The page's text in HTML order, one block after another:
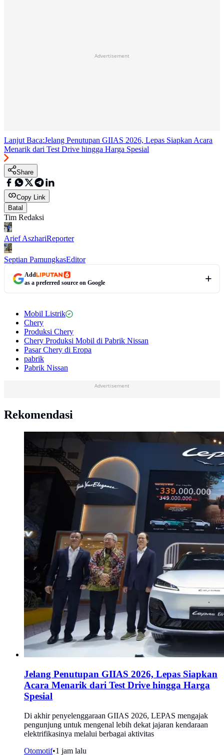
Advertisement
Lanjut Baca:Jelang Penutupan GIIAS 2026, Lepas Siapkan Acara
Menarik dari Test Drive hingga Harga Spesial
Share
Copy Link
Batal
Tim Redaksi
Arief AszhariReporter
Septian PamungkasEditor
Add
as a preferred source on Google
Mobil Listrik
Chery
Produksi Chery
Chery Produksi Mobil di Pabrik Nissan
Pasar Chery di Eropa
pabrik
Pabrik Nissan
Advertisement
Rekomendasi
Jelang Penutupan GIIAS 2026, Lepas Siapkan
Acara Menarik dari Test Drive hingga Harga
Spesial
Di akhir penyelenggaraan GIIAS 2026, LEPAS mengajak
pengunjung untuk mengenal lebih dekat jajaran kendaraan
elektrifikasinya melalui berbagai aktivitas
Otomotif•1 jam lalu